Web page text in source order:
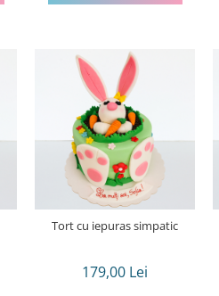
Tort cu iepuras simpatic
179,00 Lei